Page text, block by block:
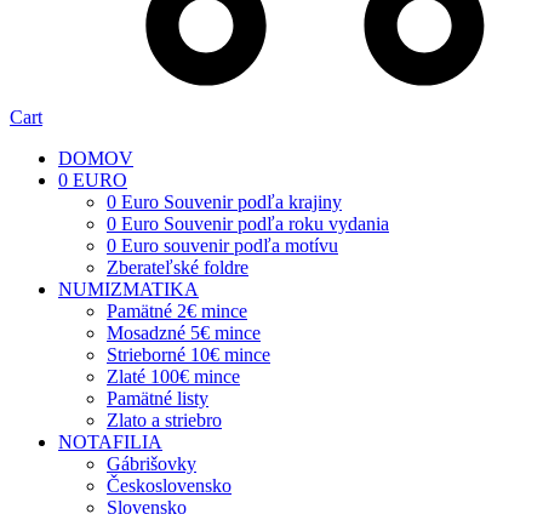
Cart
DOMOV
0 EURO
0 Euro Souvenir podľa krajiny
0 Euro Souvenir podľa roku vydania
0 Euro souvenir podľa motívu
Zberateľské foldre
NUMIZMATIKA
Pamätné 2€ mince
Mosadzné 5€ mince
Strieborné 10€ mince
Zlaté 100€ mince
Pamätné listy
Zlato a striebro
NOTAFILIA
Gábrišovky
Československo
Slovensko